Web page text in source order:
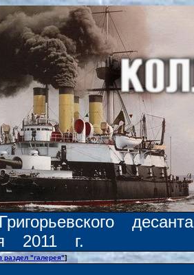
десанта
2011 г.
раздел "галерея"]